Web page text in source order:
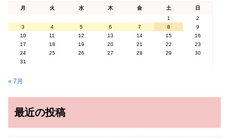
月 火 水 木 金 土
日
1
2
3
4 5 6 7 8
9
10
11 12 13 14 15
16
17
18 19 20 21 22
23
24
25 26 27 28 29
30
31
« 7月
最近の投稿